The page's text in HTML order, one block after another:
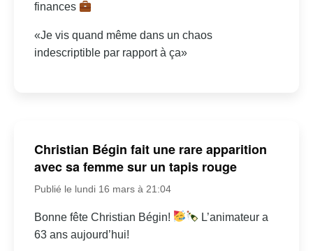
finances
«Je vis quand même dans un chaos
indescriptible par rapport à ça»
Christian Bégin fait une rare apparition
avec sa femme sur un tapis rouge
Publié le lundi 16 mars à 21:04
Bonne fête Christian Bégin!
L’animateur a
63 ans aujourd’hui!